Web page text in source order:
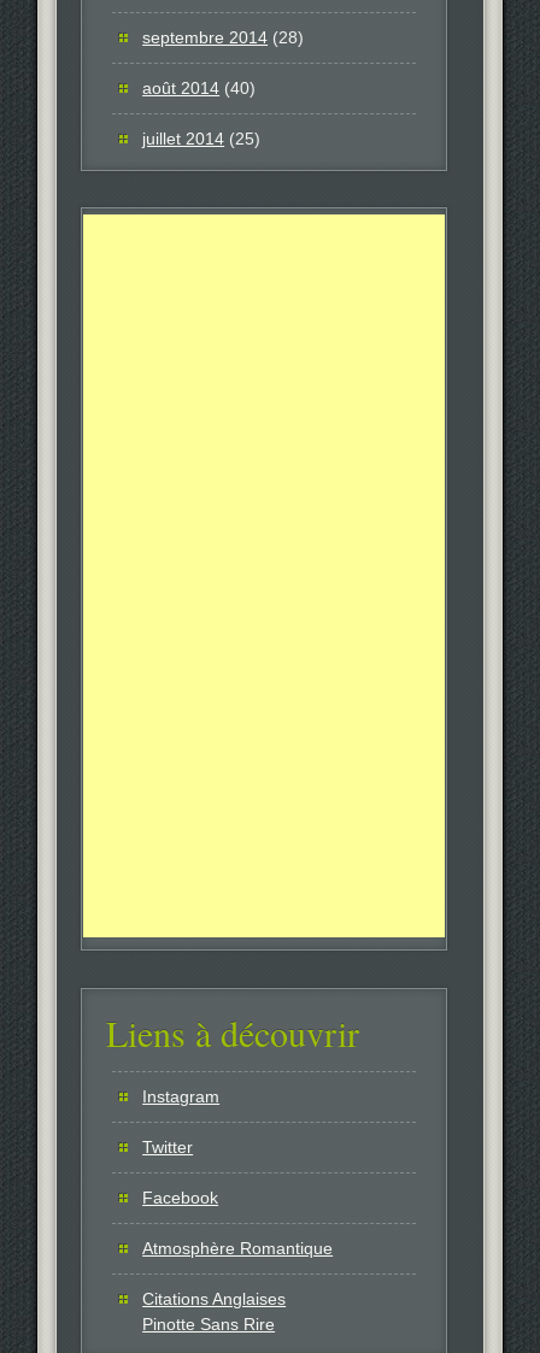
septembre 2014 (28)
août 2014 (40)
juillet 2014 (25)
Liens à découvrir
Instagram
Twitter
Facebook
Atmosphère Romantique
Citations Anglaises
Pinotte Sans Rire